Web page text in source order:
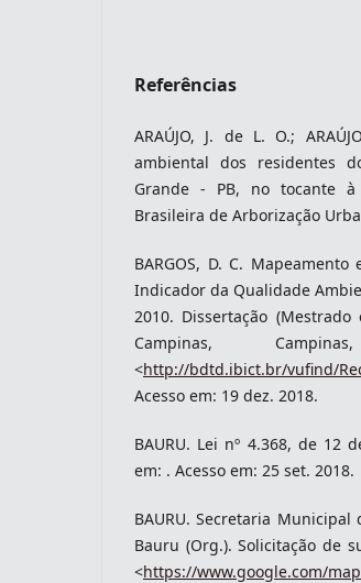
Referências
ARAÚJO, J. de L. O.;
ambiental dos residentes
Grande - PB, no tocante à
Brasileira de Arborização
BARGOS, D. C.
Indicador da Qualidade
2010. Dissertação
Campinas,
<http://bdtd.ibict.br/vufind/
Acesso em: 19 dez. 2018.
BAURU. Lei nº 4.368, de 12
em: . Acesso em: 25 set. 2018.
BAURU. Secretaria
Bauru (Org.). Solicitação de
<https://www.google.com/